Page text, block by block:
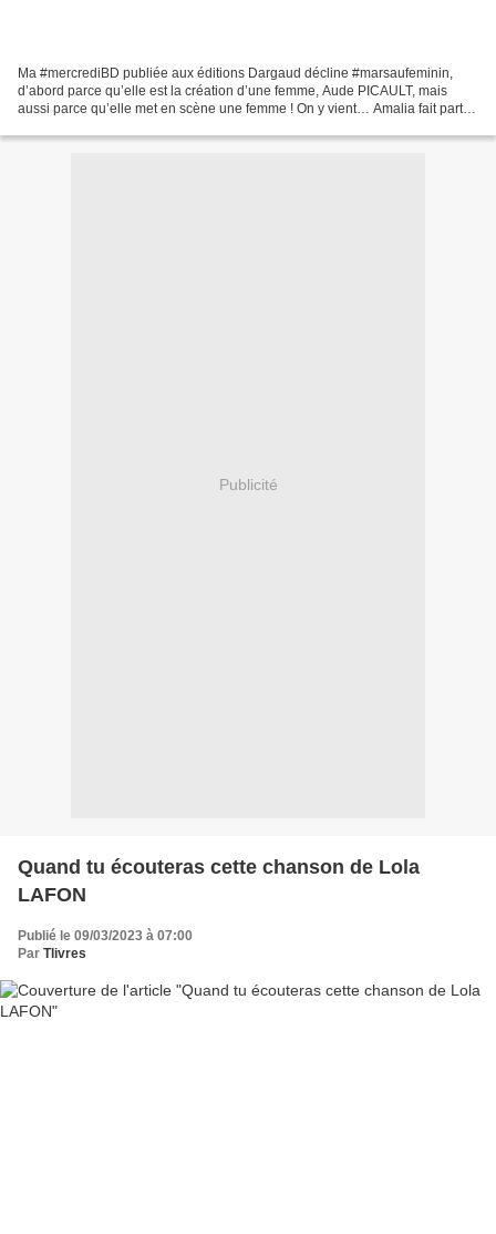
Ma #mercrediBD publiée aux éditions Dargaud décline #marsaufeminin,
d’abord parce qu’elle est la création d’une femme, Aude PICAULT, mais
aussi parce qu’elle met en scène une femme ! On y vient… Amalia fait partie
Publicité
Quand tu écouteras cette chanson de Lola
LAFON
Publié le 09/03/2023 à 07:00
Par Tlivres